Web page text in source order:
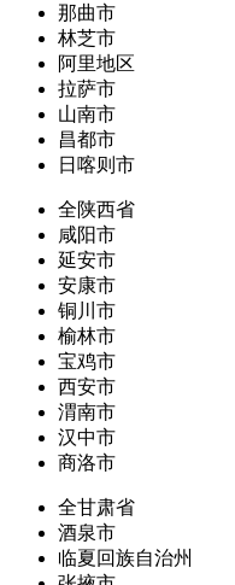
那曲市
林芝市
阿里地区
拉萨市
山南市
昌都市
日喀则市
全陕西省
咸阳市
延安市
安康市
铜川市
榆林市
宝鸡市
西安市
渭南市
汉中市
商洛市
全甘肃省
酒泉市
临夏回族自治州